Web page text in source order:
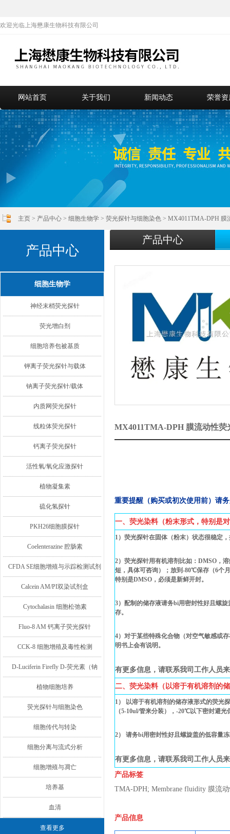
欢迎光临上海懋康生物科技有限公司
网站首页 关于我们 新闻动态 荣誉资
主页 > 产品中心 > 细胞生物学 > 荧光探针与细胞染色 > MX4011TMA-DPH 膜
产品中心
细胞生物学
神经末梢荧光探针
荧光增白剂
细胞培养包被基质
钾离子荧光探针与载体
钠离子荧光探针/载体
内质网荧光探针
线粒体荧光探针
钙离子荧光探针
活性氧/氧化应激探针
植物凝集素
硫化氢探针
PKH26细胞膜探针
Coelenterazine 腔肠素
CFDA SE细胞增殖与示踪检测试剂
盒
Calcein AM/PI双染试剂盒
Cytochalasin 细胞松弛素
Fluo-8 AM 钙离子荧光探针
CCK-8 细胞增殖及毒性检测
D-Luciferin Firefly D-荧光素（钠
盐/钾盐/游离酸）
植物细胞培养
荧光探针与细胞染色
细胞传代与转染
细胞分离与流式分析
细胞增殖与凋亡
培养基
血清
查看更多
产品中心
MX4011TMA-DPH 膜流动性荧
重要提醒（购买或初次使用前）请
一、荧光染料（粉末形式，特别是
1）荧光探针在固体（粉末）状态很稳定
2）荧光探针用有机溶剂比如：DMSO，
短，具体可咨询）；放到-80℃保存（6个
特别是DMSO，必须是新鲜开封。
3）配制的储存液请务bi用密封性好且螺
存。
4）对于某些特殊化合物（对空气敏感或
明书上会有说明。
有更多信息，请联系我司工作人员
二、荧光染料（以溶于有机溶剂的
1） 以溶于有机溶剂的储存液形式的荧光
（5-10ul/管来分装），-20℃以下密封避
2） 请务bi用密封性好且螺旋盖的低容量
有更多信息，请联系我司工作人员
产品标签
TMA-DPH; Membrane fluidity 膜流
产品信息